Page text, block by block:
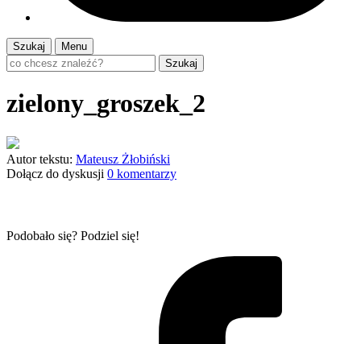
Szukaj
Menu
Szukaj
zielony_groszek_2
Autor tekstu: Mateusz Żłobiński
Dołącz do dyskusji 0 komentarzy
Podobało się? Podziel się!